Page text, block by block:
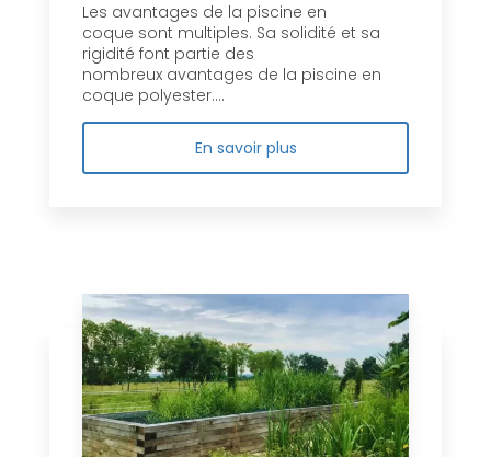
Les avantages de la piscine en
coque sont multiples. Sa solidité et sa
rigidité font partie des
nombreux avantages de la piscine en
coque polyester....
En savoir plus